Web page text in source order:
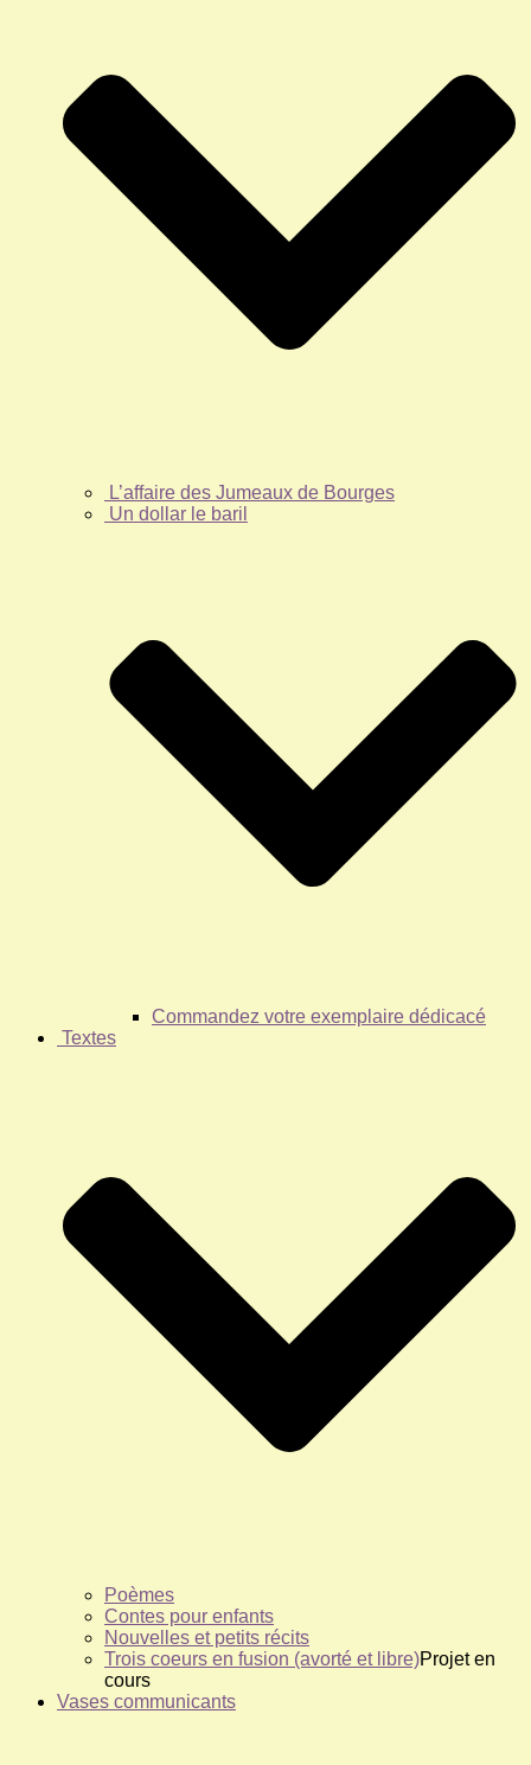
L’affaire des Jumeaux de Bourges
Un dollar le baril
Commandez votre exemplaire dédicacé
Textes
Poèmes
Contes pour enfants
Nouvelles et petits récits
Trois coeurs en fusion (avorté et libre)Projet en
cours
Vases communicants